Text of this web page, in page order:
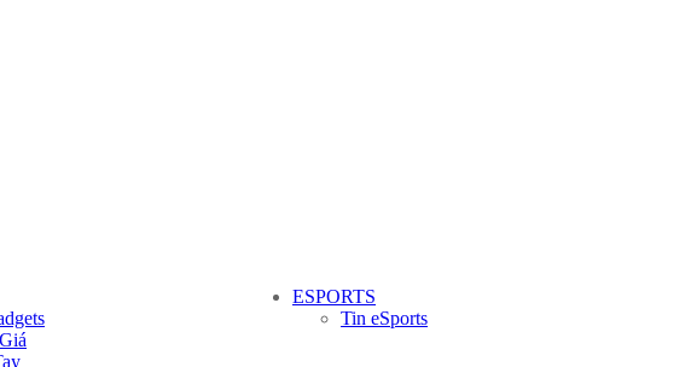
ESPORTS
Tin eSports